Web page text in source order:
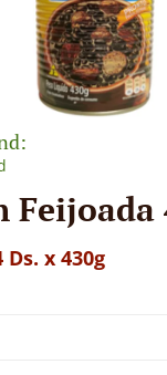
Feijoada
Ds. x 430g